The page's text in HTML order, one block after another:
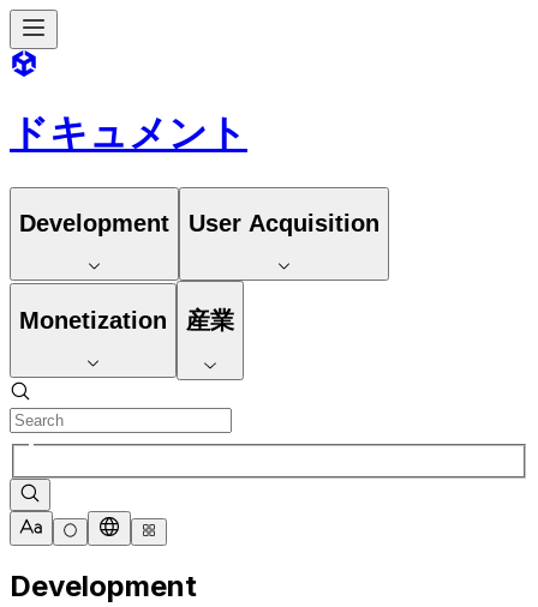
ドキュメント
Development User Acquisition
Monetization 産業
Development